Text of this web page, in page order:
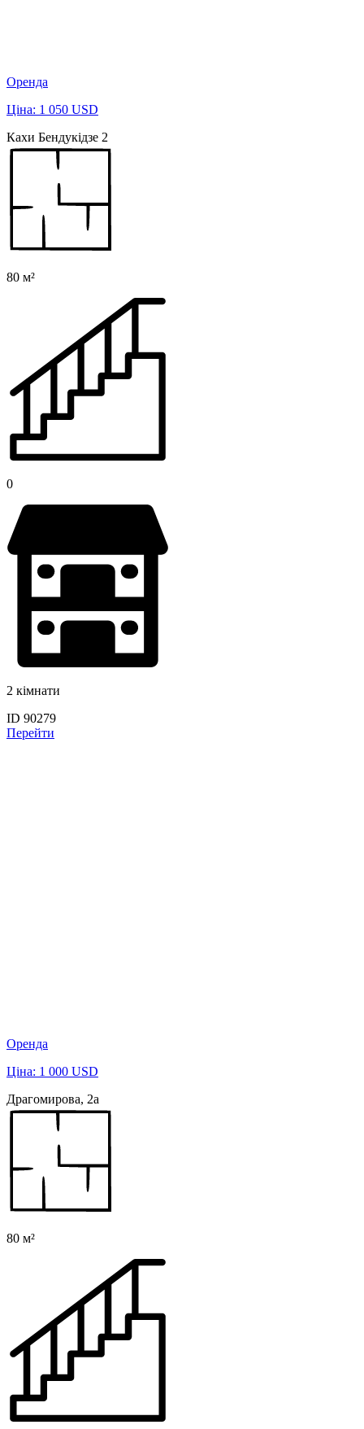
Оренда
Ціна: 1 050 USD
Кахи Бендукідзе 2
80 м²
0
2 кімнати
ID 90279
Перейти
Оренда
Ціна: 1 000 USD
Драгомирова, 2а
80 м²